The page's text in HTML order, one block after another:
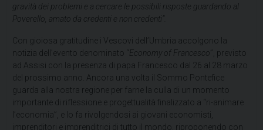
gravità dei problemi e a cercare le possibili risposte guardando al
Poverello, amato da credenti e non credenti”.
Con gioiosa gratitudine i Vescovi dell’Umbria accolgono la
notizia dell’evento denominato “Economy of Francesco”, previsto
ad Assisi con la presenza di papa Francesco dal 26 al 28 marzo
del prossimo anno. Ancora una volta il Sommo Pontefice
guarda alla nostra regione per farne la culla di un momento
importante di riflessione e progettualità finalizzato a “ri-animare
l’economia”, e lo fa rivolgendosi ai giovani economisti,
imprenditori e imprenditrici di tutto il mondo, riproponendo con